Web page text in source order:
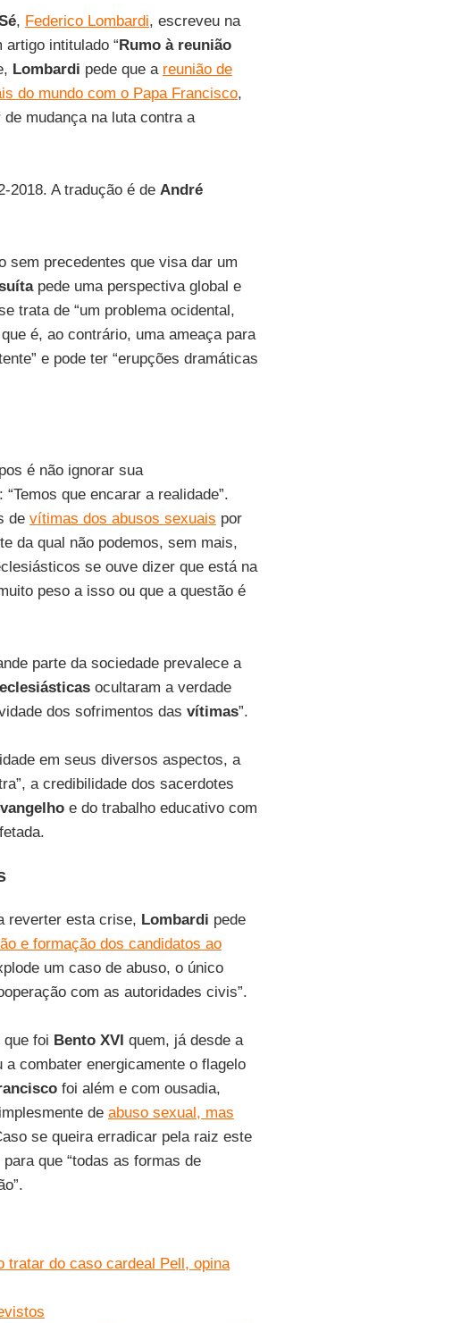
, Federico Lombardi, escreveu na
intitulado “Rumo à reunião
Lombardi pede que a reunião de
do mundo com o Papa Francisco,
mudança na luta contra a
2018. A tradução é de André
sem precedentes que visa dar um
pede uma perspectiva global e
trata de “um problema ocidental,
é, ao contrário, uma ameaça para
e pode ter “erupções dramáticas
é não ignorar sua
que encarar a realidade”.
de vítimas dos abusos sexuais por
da qual não podemos, sem mais,
se ouve dizer que está na
peso a isso ou que a questão é
parte da sociedade prevalece a
ocultaram a verdade
dos sofrimentos das vítimas”.
em seus diversos aspectos, a
a credibilidade dos sacerdotes
e do trabalho educativo com
reverter esta crise, Lombardi pede
e formação dos candidatos ao
um caso de abuso, o único
com as autoridades civis”.
foi Bento XVI quem, já desde a
a combater energicamente o flagelo
foi além e com ousadia,
de abuso sexual, mas
se queira erradicar pela raiz este
que “todas as formas de
tratar do caso cardeal Pell, opina